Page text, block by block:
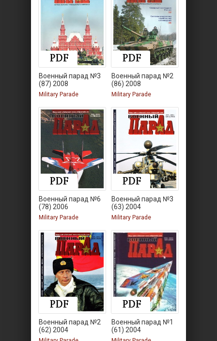
Военный парад №3
(87) 2008
Military Parade
Военный парад №2
(86) 2008
Military Parade
Военный парад №6
(78) 2006
Military Parade
Военный парад №3
(63) 2004
Military Parade
Военный парад №2
(62) 2004
Военный парад №1
(61) 2004